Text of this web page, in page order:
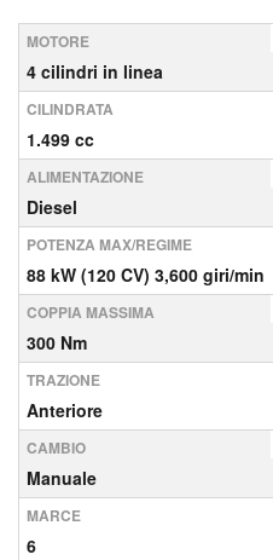
MOTORE
4 cilindri in linea
CILINDRATA
1.499 cc
ALIMENTAZIONE
Diesel
POTENZA MAX/REGIME
88 kW (120 CV) 3,600 giri/min
COPPIA MASSIMA
300 Nm
TRAZIONE
Anteriore
CAMBIO
Manuale
MARCE
6